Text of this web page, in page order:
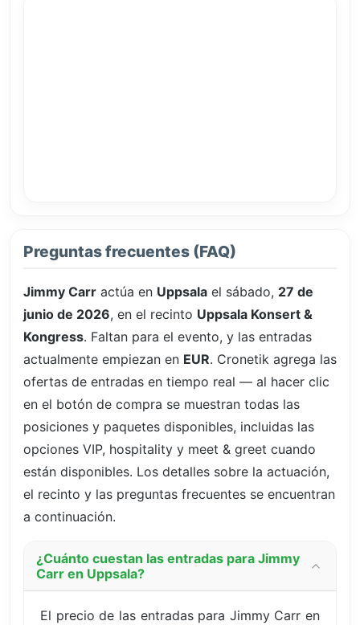
Preguntas frecuentes (FAQ)
Jimmy Carr actúa en Uppsala el sábado, 27 de
junio de 2026, en el recinto Uppsala Konsert &
Kongress. Faltan para el evento, y las entradas
actualmente empiezan en EUR. Cronetik agrega las
ofertas de entradas en tiempo real — al hacer clic
en el botón de compra se muestran todas las
posiciones y paquetes disponibles, incluidas las
opciones VIP, hospitality y meet & greet cuando
están disponibles. Los detalles sobre la actuación,
el recinto y las preguntas frecuentes se encuentran
a continuación.
¿Cuánto cuestan las entradas para Jimmy
Carr en Uppsala?
El precio de las entradas para Jimmy Carr en